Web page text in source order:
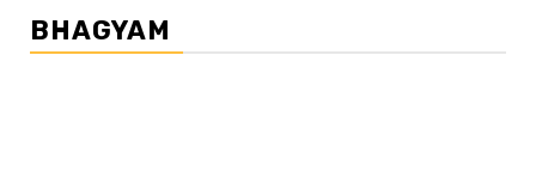
BHAGYAM